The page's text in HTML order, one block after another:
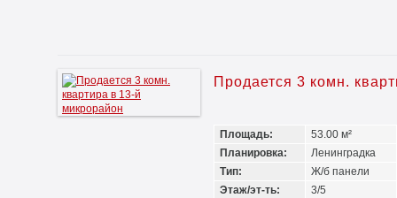
Продается 3 комн.
Площадь:
53.00 м²
Планировка:
Ленинградка
Тип:
Ж/б панели
Этаж/эт-ть:
3/5